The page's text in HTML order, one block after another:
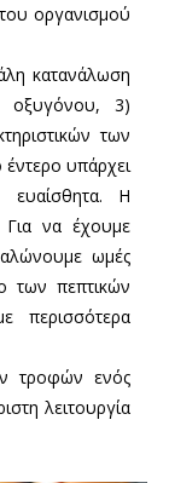
οργανισμού
κατανάλωση
οξυγόνου, 3)
των
υπάρχει
ευαίσθητα. Η
Για να έχουμε
ωμές
των πεπτικών
περισσότερα
τροφών ενός
λειτουργία